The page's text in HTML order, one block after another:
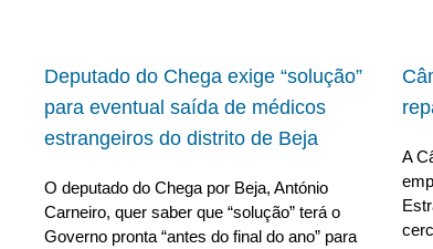
Deputado do Chega exige “solução”
para eventual saída de médicos
estrangeiros do distrito de Beja
O deputado do Chega por Beja, António
Carneiro, quer saber que “solução” terá o
Governo pronta “antes do final do ano” para
A